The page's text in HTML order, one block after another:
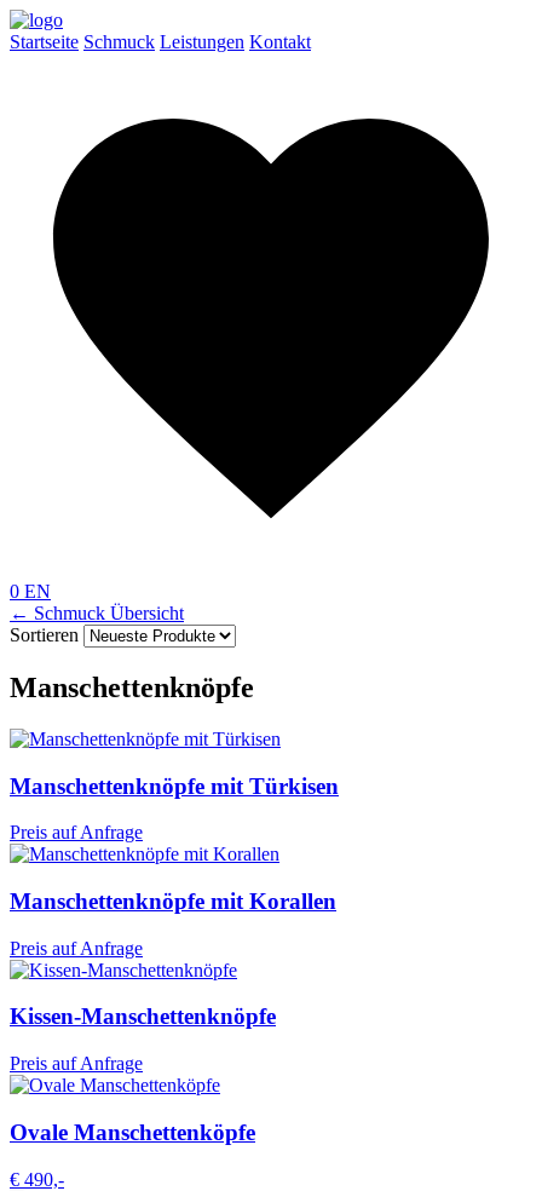
Startseite Schmuck Leistungen Kontakt
0 EN
← Schmuck Übersicht
Sortieren
Manschettenknöpfe
Manschettenknöpfe mit Türkisen
Preis auf Anfrage
Manschettenknöpfe mit Korallen
Preis auf Anfrage
Kissen-Manschettenknöpfe
Preis auf Anfrage
Ovale Manschettenköpfe
€ 490,-